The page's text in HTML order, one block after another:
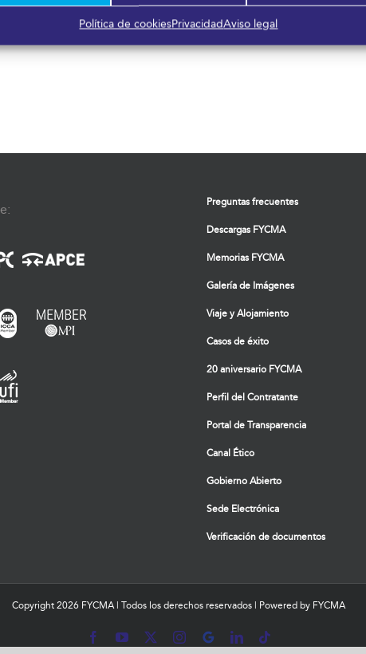
Política de cookiesPrivacidadAviso legal
CALL FOR START-UPS
Preguntas frecuentes
Descargas FYCMA
Memorias FYCMA
Galería de Imágenes
Viaje y Alojamiento
Casos de éxito
20 aniversario FYCMA
Perfil del Contratante
Portal de Transparencia
Canal Ético
Gobierno Abierto
Sede Electrónica
Verificación de documentos
Copyright 2026 FYCMA | Todos los derechos reservados | Powered by FYCMA
FacebookYouTube
X Instagram
MyBusinessLinkedInTiktok